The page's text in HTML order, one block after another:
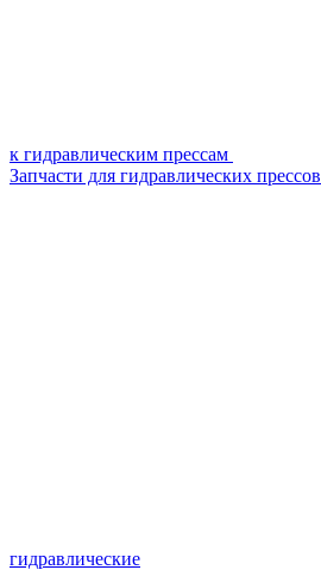
к гидравлическим прессам
Запчасти для гидравлических прессов
гидравлические